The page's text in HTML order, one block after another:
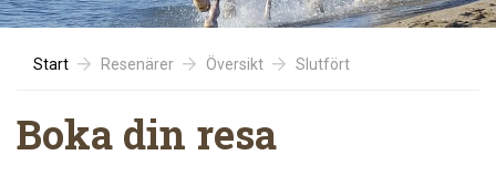
Start Resenärer Översikt Slutfört
Boka din resa